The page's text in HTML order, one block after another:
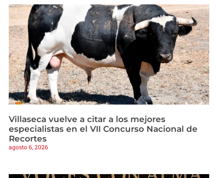
Villaseca vuelve a citar a los mejores
especialistas en el VII Concurso Nacional de
Recortes
agosto 6, 2026